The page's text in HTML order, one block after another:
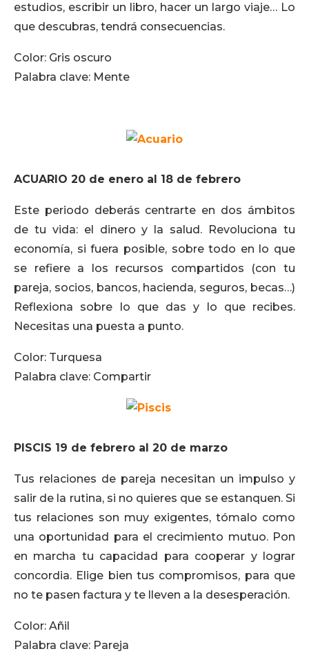
estudios, escribir un libro, hacer un largo viaje… Lo
que descubras, tendrá consecuencias.
Color: Gris oscuro
Palabra clave: Mente
ACUARIO 20 de enero al 18 de febrero
Este periodo deberás centrarte en dos ámbitos
de tu vida: el dinero y la salud. Revoluciona tu
economía, si fuera posible, sobre todo en lo que
se refiere a los recursos compartidos (con tu
pareja, socios, bancos, hacienda, seguros, becas…)
Reflexiona sobre lo que das y lo que recibes.
Necesitas una puesta a punto.
Color: Turquesa
Palabra clave: Compartir
PISCIS 19 de febrero al 20 de marzo
Tus relaciones de pareja necesitan un impulso y
salir de la rutina, si no quieres que se estanquen. Si
tus relaciones son muy exigentes, tómalo como
una oportunidad para el crecimiento mutuo. Pon
en marcha tu capacidad para cooperar y lograr
concordia. Elige bien tus compromisos, para que
no te pasen factura y te lleven a la desesperación.
Color: Añil
Palabra clave: Pareja